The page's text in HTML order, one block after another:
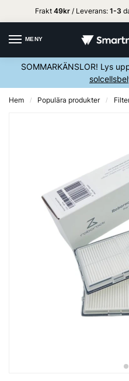
Frakt 49kr / Leverans: 1-3
MENY
SOMMARKÄNSLOR! Lys
Hem / Populära produkter /